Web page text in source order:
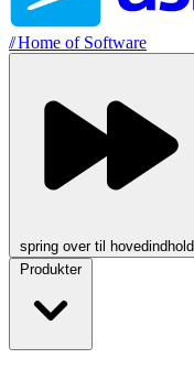
//Home of Software
spring over til hovedindhold
Produkter